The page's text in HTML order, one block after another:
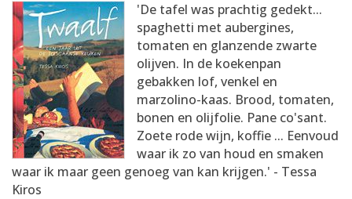
AANMELDEN
RECEPTEN
WEEKMENU'S
KOOKBOEKEN
'De tafel was prachtig gedekt...
spaghetti met aubergines,
tomaten en glanzende zwarte
olijven. In de koekenpan
gebakken lof, venkel en
marzolino-kaas. Brood, tomaten,
bonen en olijfolie. Pane co'sant.
Zoete rode wijn, koffie ... Eenvoud
waar ik zo van houd en smaken
waar ik maar geen genoeg van kan krijgen.' - Tessa
Kiros